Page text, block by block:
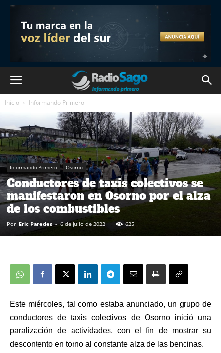
Inicio Informando Primero
Informando Primero Osorno
Conductores de taxis colectivos se
manifestaron en Osorno por el alza
de los combustibles
Por Eric Paredes - 6 de julio de 2022 625
Este miércoles, tal como estaba anunciado, un grupo de
conductores de taxis colectivos de Osorno inició una
paralización de actividades, con el fin de mostrar su
descontento en torno al constante alza de las bencinas.